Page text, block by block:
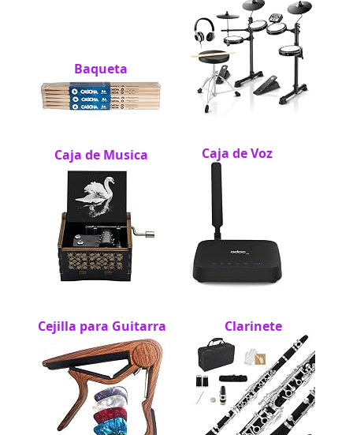
Baqueta
Caja de Musica Caja de Voz
Cejilla para Guitarra Clarinete